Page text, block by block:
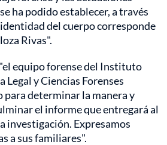
ha podido establecer, a través
del cuerpo corresponde
Rivas".
equipo forense del Instituto
Legal y Ciencias Forenses
determinar la manera y
el informe que entregará al
investigación. Expresamos
a sus familiares".